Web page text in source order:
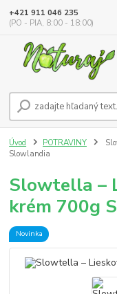
+421 911 046 235
(PO - PIA, 8:00 - 18:00)
Úvod POTRAVINY
Slowlandia
Slowtella –
krém 700g
Novinka